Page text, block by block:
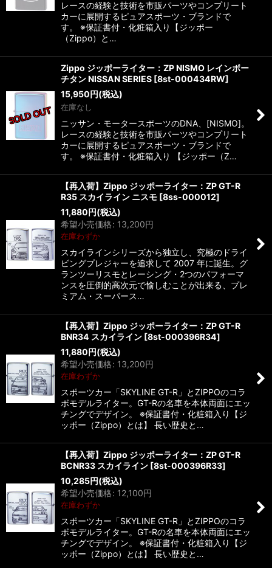
レースの経験と技術を市販パーツやコンプリート
カーに展開するピュアスポーツ・ブランドで
す。 ※保証書付・化粧箱入り【ジッポー
（Zippo）と…
Zippo ジッポーライター：ZP NISMO レインボー
チタン NISSAN SERIES [8st-000434RW]
15,950円(税込)
在庫なし
ニッサン・モータースポーツのDNA、[NISMO]。
レースの経験と技術を市販パーツやコンプリート
カーに展開するピュアスポーツ・ブランドで
す。 ※保証書付・化粧箱入り 【ジッポー（Z…
【再入荷】Zippo ジッポーライター：ZP GT-R
R35 スカイライン ニスモ [8ss-000012]
11,880円(税込)
希望小売価格: 13,200円
在庫わずか
スカイラインシリーズから独立し、究極のドライ
ビングプレジャーを追求して 2007 年に誕生。グ
ランツーリスモとレーシング・2つのパフォーマ
ンスを圧倒的高次元で愉しむことが出来る、プレ
ミアム・スーパース…
【再入荷】Zippo ジッポーライター：ZP GT-R
BNR34 スカイライン [8st-000396R34]
11,880円(税込)
希望小売価格: 13,200円
在庫わずか
スポーツカー「SKYLINE GT-R」とZIPPOのコラ
ボモデルライター。GT-Rの名車を本体両面にエッ
チングでデザイン。 ※保証書付・化粧箱入り【ジ
ッポー（Zippo）とは】 長い歴史と…
【再入荷】Zippo ジッポーライター：ZP GT-R
BCNR33 スカイライン [8st-000396R33]
10,285円(税込)
希望小売価格: 12,100円
在庫わずか
スポーツカー「SKYLINE GT-R」とZIPPOのコラ
ボモデルライター。GT-Rの名車を本体両面にエッ
チングでデザイン。 ※保証書付・化粧箱入り【ジ
ッポー（Zippo）とは】 長い歴史と…